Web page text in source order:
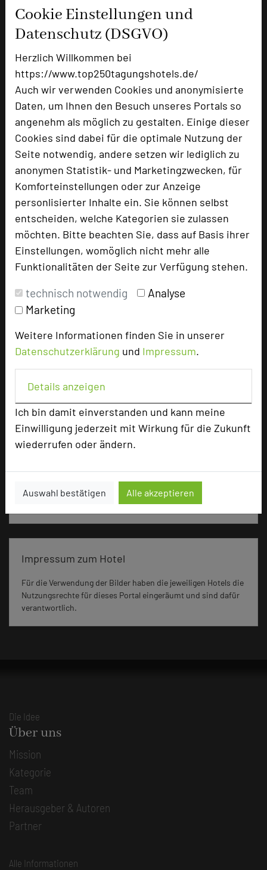
Cookie Einstellungen und
Datenschutz (DSGVO)
Herzlich Willkommen bei
https://www.top250tagungshotels.de/
Auch wir verwenden Cookies und anonymisierte
Daten, um Ihnen den Besuch unseres Portals so
angenehm als möglich zu gestalten. Einige dieser
Cookies sind dabei für die optimale Nutzung der
Seite notwendig, andere setzen wir lediglich zu
anonymen Statistik- und Marketingzwecken, für
Komforteinstellungen oder zur Anzeige
personlisierter Inhalte ein. Sie können selbst
entscheiden, welche Kategorien sie zulassen
möchten. Bitte beachten Sie, dass auf Basis ihrer
Einstellungen, womöglich nicht mehr alle
Funktionalitäten der Seite zur Verfügung stehen.
technisch notwendig
Analyse
Marketing
Weitere Informationen finden Sie in unserer
Datenschutzerklärung und Impressum.
Details anzeigen
Ich bin damit einverstanden und kann meine
Einwilligung jederzeit mit Wirkung für die Zukunft
wiederrufen oder ändern.
Auswahl bestätigen Alle akzeptieren
mail Email
Homepage
zur Tagungsanfrage hinzufügen
Hotel bewerten
Hoteldaten
Max. Tagungskapazität (Personen)
U-Form
Parlamentarisch
Reihenbestuhlung
Ausstellungsfläche 100 qm
Zimmer
Doppelzimmer
Einzelzimmer
Suiten
Juniorsuite
Seminar, Konferenz, Klausur
860 Seiten dieses Hotels wurden in den vergangenen
30 Tagen auf diesem Portal aufgerufen.
Impressum zum Hotel
Für die Verwendung der Bilder haben die jeweiligen Hotels die
Nutzungsrechte für dieses Portal eingeräumt und sind dafür
verantwortlich.
Die Idee
Über uns
Mission
Kategorie
Team
Herausgeber & Autoren
Partner
Alle Informationen